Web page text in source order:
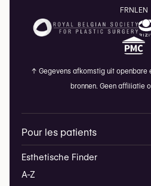
FRNLEN
↑ Gegevens afkomstig uit
bronnen. Geen affiliatie
Pour les patients
Esthetische Finder
A-Z